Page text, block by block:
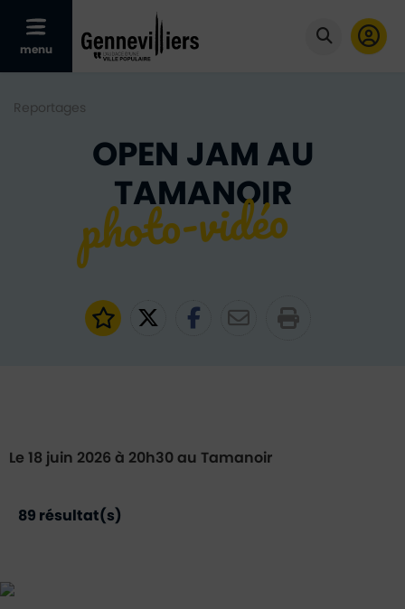
Afficher le menu mobile
menu Cliquer
Reportages
OPEN JAM AU
TAMANOIR
Ajouter aux favoris
Partager sur Twitter
Partager sur
Partager par
Le 18 juin 2026 à 20h30 au Tamanoir
89 résultat(s)